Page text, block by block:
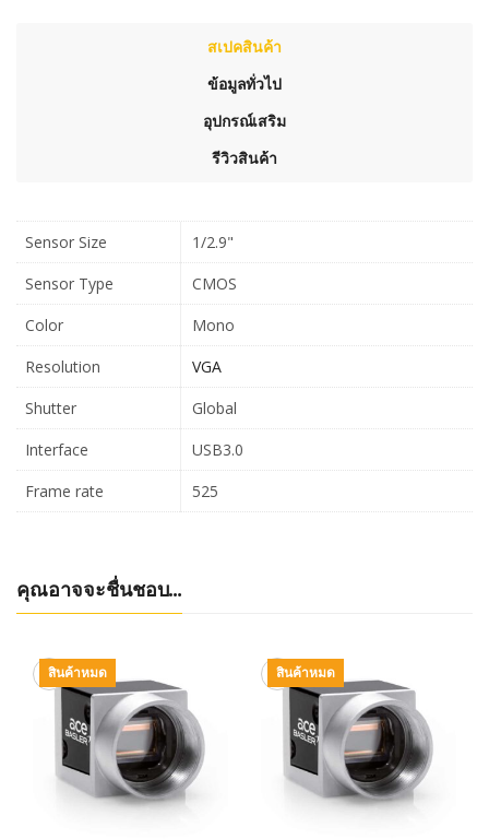
สเปคสินค้า
ข้อมูลทั่วไป
อุปกรณ์เสริม
รีวิวสินค้า
Sensor Size
1/2.9"
Sensor Type
CMOS
Color
Mono
Resolution
VGA
Shutter
Global
Interface
USB3.0
Frame rate
525
คุณอาจจะชื่นชอบ…
สินค้าหมด สินค้าหมด